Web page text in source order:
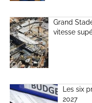
Grand
vitesse
Les six
2027